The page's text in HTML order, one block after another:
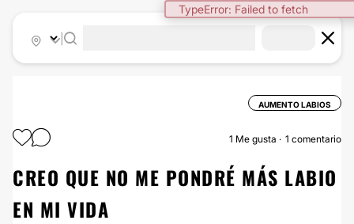
TypeError: Failed to fetch
AUMENTO LABIOS
1 Me gusta 1 comentario
CREO QUE NO ME PONDRÉ MÁS LABIO
EN MI VIDA